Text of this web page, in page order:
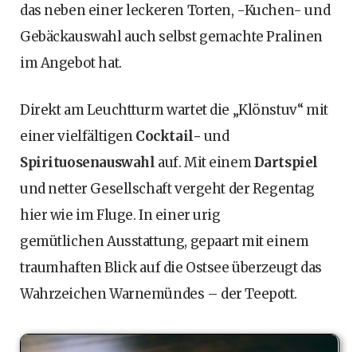
das neben einer leckeren Torten, -Kuchen- und
Gebäckauswahl auch selbst gemachte Pralinen
im Angebot hat.
Direkt am Leuchtturm wartet die „Klönstuv“ mit
einer vielfältigenCocktail- und
Spirituosenauswahl auf. Mit einemDartspiel
und netter Gesellschaft vergeht der Regentag
hier wie im Fluge. In einer urig
gemütlichen Ausstattung, gepaart mit einem
traumhaften Blick auf die Ostsee überzeugt das
Wahrzeichen Warnemündes – der Teepott.